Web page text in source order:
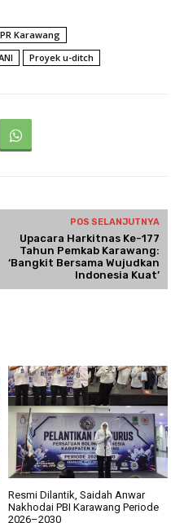
Karawang
Proyek u-ditch
POS SELANJUTNYA
Upacara Harkitnas Ke-177
Tahun Pemkab Karawang:
‘Bangkit Bersama Wujudkan
Indonesia Kuat’
Resmi Dilantik, Saidah Anwar
Nakhodai PBI Karawang Periode
2026–2030